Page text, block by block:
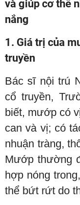
và giúp cơ thể
nắng
1. Giá trị của
truyền
Bác sĩ nội trú
cổ truyền,
biết, mướp có
can và vị; có
nhuận tràng,
Mướp thường
hợp nóng
thể bứt rứt do